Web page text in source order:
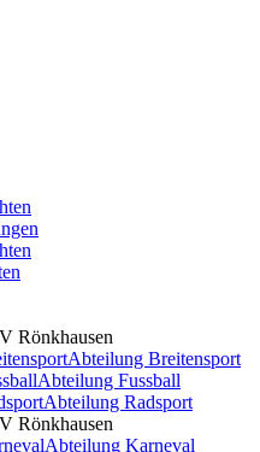
Rönkhausen
Abteilung Breitensport
Abteilung Fussball
Abteilung Radsport
Rönkhausen
Abteilung Karneval